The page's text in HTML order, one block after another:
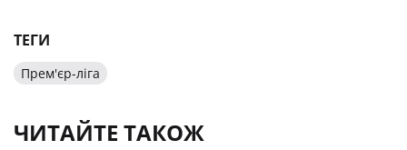
ТЕГИ
Прем'єр-ліга
ЧИТАЙТЕ ТАКОЖ